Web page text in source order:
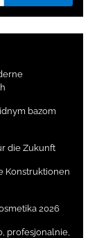
bazom
die Zukunft
Konstruktionen
2026
profesjonalnie,